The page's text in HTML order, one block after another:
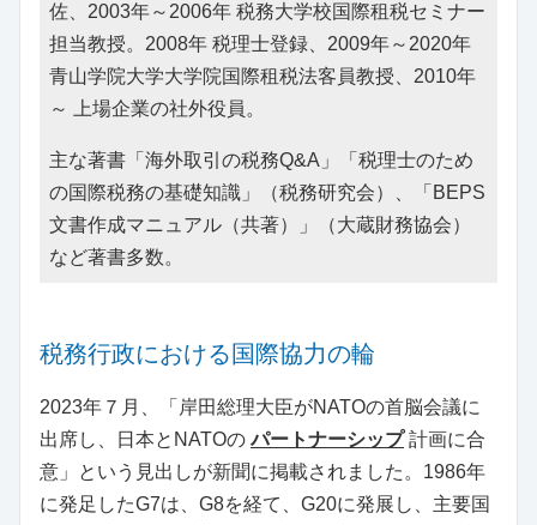
佐、2003年～2006年 税務大学校国際租税セミナー
担当教授。2008年 税理士登録、2009年～2020年
青山学院大学大学院国際租税法客員教授、2010年
～ 上場企業の社外役員。
主な著書「海外取引の税務Q&A」「税理士のため
の国際税務の基礎知識」（税務研究会）、「BEPS
文書作成マニュアル（共著）」（大蔵財務協会）
など著書多数。
税務行政における国際協力の輪
2023年７月、「岸田総理大臣がNATOの首脳会議に
出席し、日本とNATOのパートナーシップ計画に合
意」という見出しが新聞に掲載されました。1986年
に発足したG7は、G8を経て、G20に発展し、主要国